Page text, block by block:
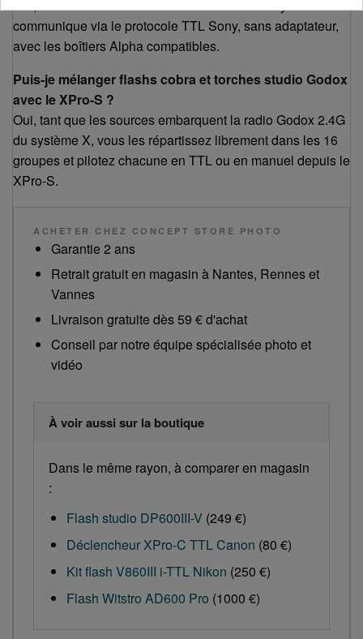
Oui, le XPro-S est doté du sabot au format Sony et
communique via le protocole TTL Sony, sans adaptateur,
avec les boîtiers Alpha compatibles.
Puis-je mélanger flashs cobra et torches studio Godox
avec le XPro-S ?
Oui, tant que les sources embarquent la radio Godox 2.4G
du système X, vous les répartissez librement dans les 16
groupes et pilotez chacune en TTL ou en manuel depuis le
XPro-S.
ACHETER CHEZ CONCEPT STORE PHOTO
Garantie 2 ans
Retrait gratuit en magasin à Nantes, Rennes et
Vannes
Livraison gratuite dès 59 € d'achat
Conseil par notre équipe spécialisée photo et
vidéo
À voir aussi sur la boutique
Dans le même rayon, à comparer en magasin
:
Flash studio DP600III-V (249 €)
Déclencheur XPro-C TTL Canon (80 €)
Kit flash V860III i-TTL Nikon (250 €)
Flash Witstro AD600 Pro (1000 €)